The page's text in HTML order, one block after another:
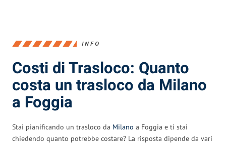
INFO
Costi di Trasloco: Quanto
costa un trasloco da Milano
a Foggia
Stai pianificando un trasloco da Milano a Foggia e ti stai
chiedendo quanto potrebbe costare? La risposta dipende da vari